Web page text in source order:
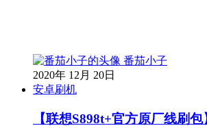
番茄小子
2020年 12月 20日
安卓刷机
【联想S898t+官方原厂线刷